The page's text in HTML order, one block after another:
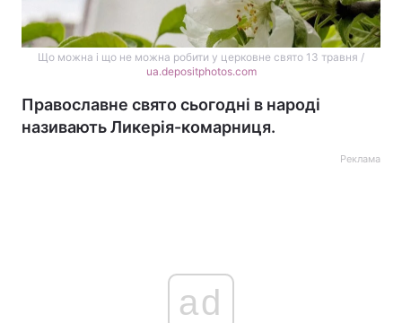
Що можна і що не можна робити у церковне свято 13 травня /
ua.depositphotos.com
Православне свято сьогодні в народі
називають Ликерія-комарниця.
Реклама
ad